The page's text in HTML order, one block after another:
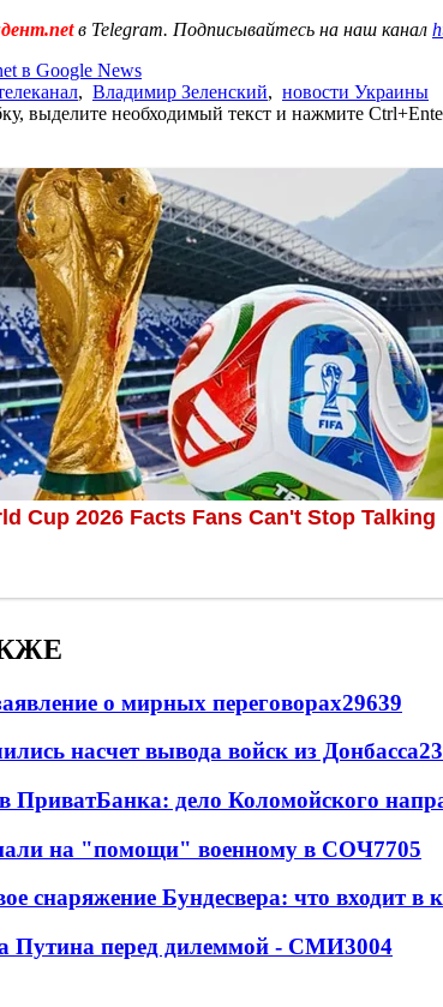
в Telegram. Подписывайтесь на наш канал
в Google News
, Владимир Зеленский, новости Украины
выделите необходимый текст и нажмите
о мирных переговорах29639
насчет вывода войск из Донбасса
ПриватБанка: дело Коломойского
на "помощи" военному в СОЧ7705
снаряжение Бундесвера: что входит в
Путина перед дилеммой - СМИ3004